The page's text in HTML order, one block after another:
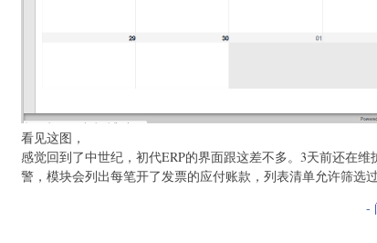
看见这图，
感觉回到了中世纪，初代ERP的界面跟这差不多。3天前还在
警，模块会列出每笔开了发票的应付账款，列表清单允许筛选
-